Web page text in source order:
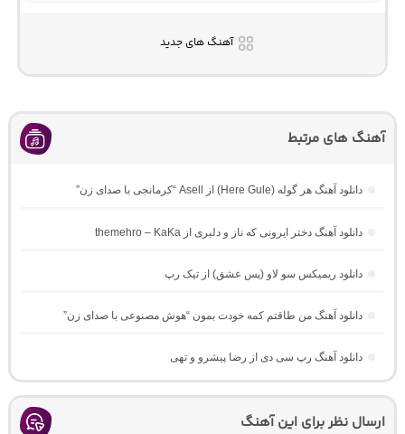
آهنگ های جدید
آهنگ های مرتبط
دانلود آهنگ هر گوله (Here Gule) از Asell “کرمانجی با صدای زن”
دانلود آهنگ دختر ایرونی که ناز و دلبری از themehro – KaKa
دانلود ریمیکس سو لاو (پس عشق) از تیک رپ
دانلود آهنگ من طاقتم کمه خودت بمون “هوش مصنوعی با صدای زن”
دانلود آهنگ رپ سی دی از رضا پیشرو و تهی
ارسال نظر برای این آهنگ